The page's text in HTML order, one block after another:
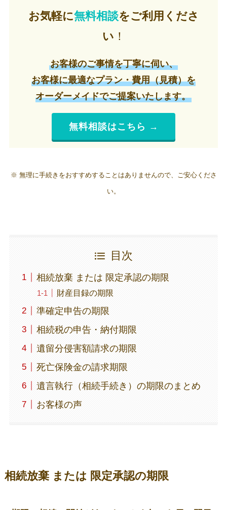
お気軽に無料相談をご利用くださ
い ！
お客様のご事情を丁寧に伺い、
お客様に最適なプラン・費用（見積）を
オーダーメイドでご提案いたします。
無料相談はこちら →
※ 無理に手続きをおすすめすることはありませんので、ご安心くださ
い。
目次
相続放棄 または 限定承認の期限
財産目録の期限
準確定申告の期限
相続税の申告・納付期限
遺留分侵害額請求の期限
死亡保険金の請求期限
遺言執行（相続手続き）の期限のまとめ
お客様の声
相続放棄 または 限定承認の期限